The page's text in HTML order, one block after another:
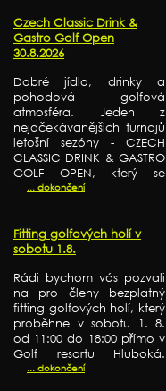
Czech Classic Drink &
Gastro Golf Open
30.8.2026
Dobré jídlo, drinky a
pohodová golfová
atmosféra. Jeden z
nejočekávanějších turnajů
letošní sezóny - CZECH
CLASSIC DRINK & GASTRO
GOLF OPEN, který se
... dokončení
Fitting golfových holí v
sobotu 1.8.
Rádi bychom vás pozvali
na pro členy bezplatný
fitting golfových holí, který
proběhne v sobotu 1. 8.
od 11:00 do 18:00 přímo v
Golf resortu Hluboká.
... dokončení